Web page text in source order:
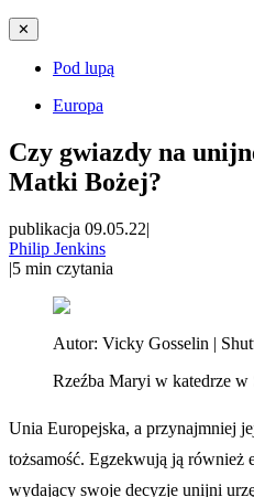
✕
Pod lupą
Europa
Czy gwiazdy na
Matki Bożej?
publikacja 09.05.22|
Philip Jenkins
|5 min czytania
Autor: Vicky Gosselin |
Rzeźba Maryi w katedrze w
Unia Europejska, a przynajmniej
tożsamość. Egzekwują ją również
wydający swoje decyzje unijni